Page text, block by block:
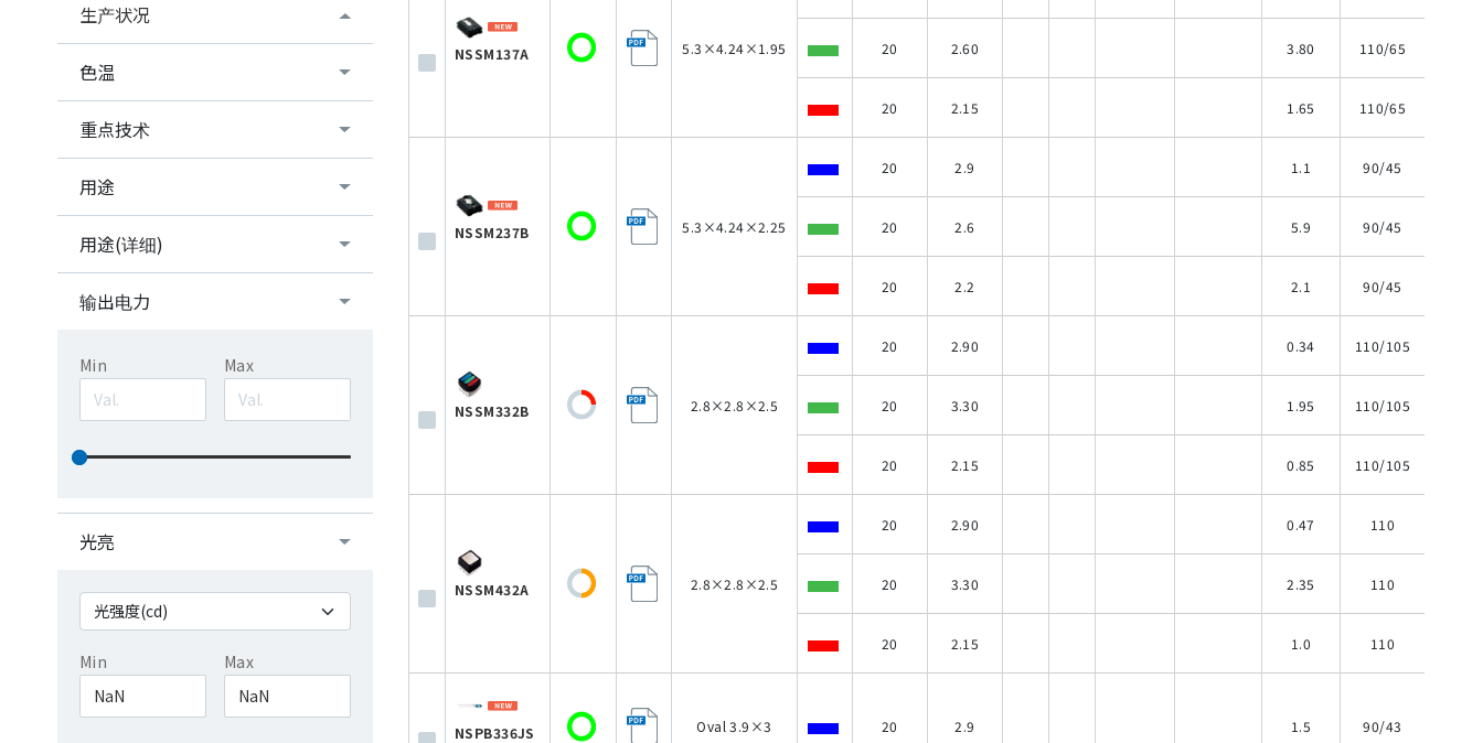
生产状况
色温
重点技术
用途
用途(详细)
输出电力
Min Max
光亮
Min Max
NSSM137A 5.3×4.24×1.95 20 2.60 3.80 110/65
20 2.15 1.65 110/65
NSSM237B 5.3×4.24×2.25
20 2.9 1.1 90/45
20 2.6 5.9 90/45
20 2.2 2.1 90/45
NSSM332B 2.8×2.8×2.5
20 2.90 0.34 110/105
20 3.30 1.95 110/105
20 2.15 0.85 110/105
NSSM432A 2.8×2.8×2.5
20 2.90 0.47 110
20 3.30 2.35 110
20 2.15 1.0 110
NSPB336JS Oval 3.9×3 20 2.9 1.5 90/43